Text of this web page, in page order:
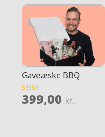
Gaveæske BBQ
Vurderet
4.8
399,00 kr.